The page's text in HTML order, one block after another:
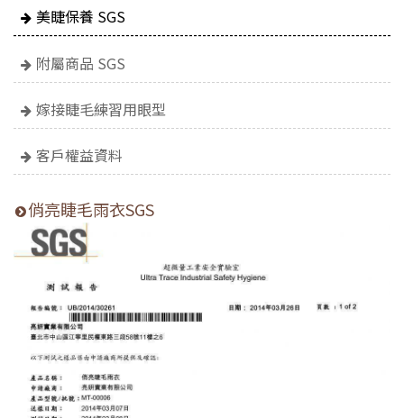
美睫保養 SGS
附屬商品 SGS
嫁接睫毛練習用眼型
客戶權益資料
俏亮睫毛雨衣SGS